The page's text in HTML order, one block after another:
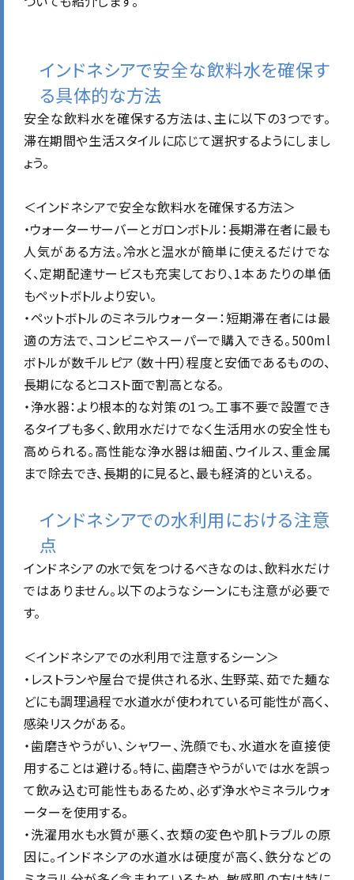
インドネシアで安全な飲料水を確保す
る具体的な方法
安全な飲料水を確保する方法は、主に以下の3つです。
滞在期間や生活スタイルに応じて選択するようにしまし
ょう。
＜インドネシアで安全な飲料水を確保する方法＞
・ウォーターサーバーとガロンボトル：長期滞在者に最も
人気がある方法。冷水と温水が簡単に使えるだけでな
く、定期配達サービスも充実しており、1本あたりの単価
もペットボトルより安い。
・ペットボトルのミネラルウォーター：短期滞在者には最
適の方法で、コンビニやスーパーで購入できる。500ml
ボトルが数千ルピア（数十円）程度と安価であるものの、
長期になるとコスト面で割高となる。
・浄水器：より根本的な対策の1つ。工事不要で設置でき
るタイプも多く、飲用水だけでなく生活用水の安全性も
高められる。高性能な浄水器は細菌、ウイルス、重金属
まで除去でき、長期的に見ると、最も経済的といえる。
インドネシアでの水利用における注意
点
インドネシアの水で気をつけるべきなのは、飲料水だけ
ではありません。以下のようなシーンにも注意が必要で
す。
＜インドネシアでの水利用で注意するシーン＞
・レストランや屋台で提供される氷、生野菜、茹でた麺な
どにも調理過程で水道水が使われている可能性が高く、
感染リスクがある。
・歯磨きやうがい、シャワー、洗顔でも、水道水を直接使
用することは避ける。特に、歯磨きやうがいでは水を誤っ
て飲み込む可能性もあるため、必ず浄水やミネラルウォ
ーターを使用する。
・洗濯用水も水質が悪く、衣類の変色や肌トラブルの原
因に。インドネシアの水道水は硬度が高く、鉄分などの